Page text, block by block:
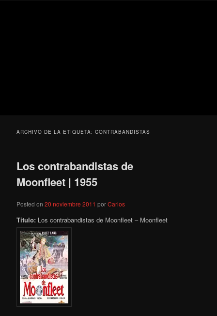
ARCHIVO DE LA ETIQUETA:CONTRABANDISTAS
Los contrabandistas de
Moonfleet | 1955
Posted on20 noviembre 2011 porCarlos
Título: Los contrabandistas de Moonfleet – Moonfleet